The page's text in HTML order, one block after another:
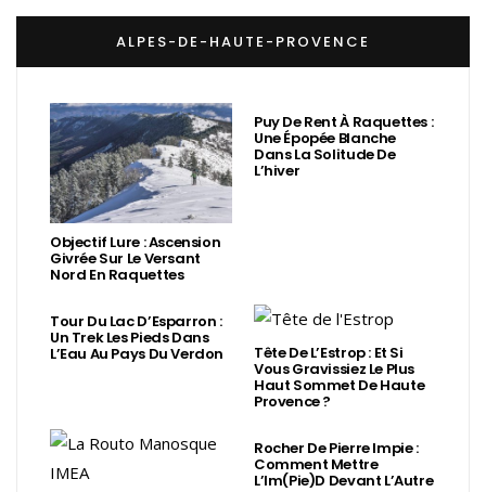
ALPES-DE-HAUTE-PROVENCE
Objectif Lure : Ascension
Givrée Sur Le Versant
Nord En Raquettes
Puy De Rent À Raquettes :
Une Épopée Blanche
Dans La Solitude De
L’hiver
Tour Du Lac D’Esparron :
Un Trek Les Pieds Dans
L’Eau Au Pays Du Verdon Tête De L’Estrop : Et Si
Vous Gravissiez Le Plus
Haut Sommet De Haute
Provence ?
Rocher De Pierre Impie :
Comment Mettre
L’Im(Pie)d Devant L’Autre